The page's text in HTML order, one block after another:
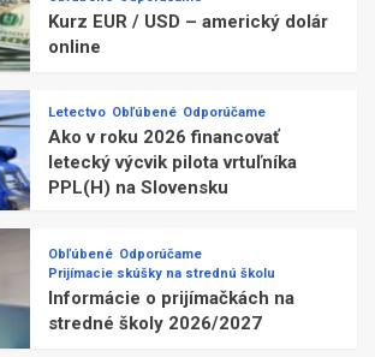
Kurz EUR / USD – americký dolár
online
Letectvo Obľúbené Odporúčame
Ako v roku 2026 financovať
letecký výcvik pilota vrtuľníka
PPL(H) na Slovensku
Obľúbené Odporúčame
Prijímacie skúšky na strednú školu
Informácie o prijímačkách na
stredné školy 2026/2027